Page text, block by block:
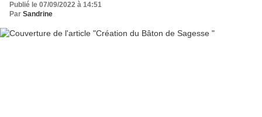
Publié le 07/09/2022 à 14:51
Par Sandrine